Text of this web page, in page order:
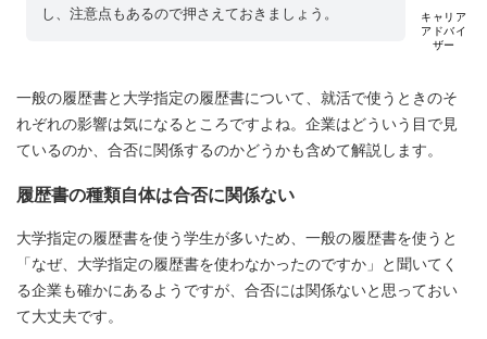
キャリア
アドバイ
ザー
し、注意点もあるので押さえておきましょう。
一般の履歴書と大学指定の履歴書について、就活で使うときのそ
れぞれの影響は気になるところですよね。企業はどういう目で見
ているのか、合否に関係するのかどうかも含めて解説します。
履歴書の種類自体は合否に関係ない
大学指定の履歴書を使う学生が多いため、一般の履歴書を使うと
「なぜ、大学指定の履歴書を使わなかったのですか」と聞いてく
る企業も確かにあるようですが、合否には関係ないと思っておい
て大丈夫です。